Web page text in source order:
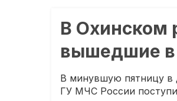
В Охинском
вышедшие в
В минувшую пятницу в
ГУ МЧС России